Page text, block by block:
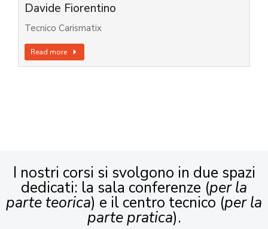
Davide Fiorentino
Tecnico Carismatix
Read more
I nostri corsi si svolgono in due spazi
dedicati: la sala conferenze (per la
parte teorica) e il centro tecnico (per la
parte pratica).